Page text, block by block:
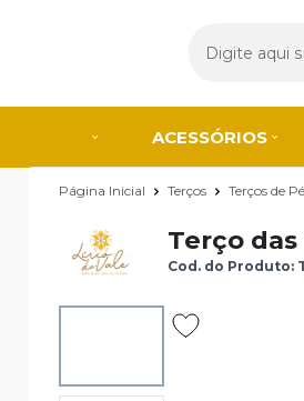
ACESSÓRIOS
Página Inicial Terços Terços de
Terço
Cod. do Produto: